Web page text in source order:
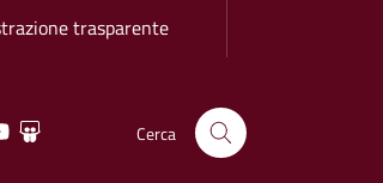
trasparente
YoutubeSlideshare Cerca